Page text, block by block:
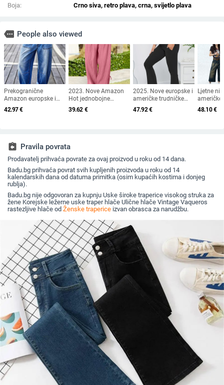
Boja:
Crno siva, retro plava, crna, svijetlo plava
more People also viewed
Prekogranične
Amazon europske i
američke rastezljive
traperice s podvijenim
sredine struka,
bačvaste nogavice za
žene
42.97€
2023. Nove Amazon
Hot jednobojne
ležerne hlače visokog
struka od pamuka i
39.62 €
2025. Nove europske i
američke trudničke
hlače s zvonastim
donjim dijelom,
47.92€
Ljetne
američke
kratke
48.10€
assignment_return Pravila povrata
Prodavatelj prihvaća povrate za ovaj proizvod u roku od 14 dana.
Badu.bg prihvaća povrat svih kupljenih proizvoda u roku od 14
kalendarskih dana od datuma primitka (osim kupaćih kostima i donjeg
rublja).
Badu.bg nije odgovoran za kupnju Uske široke traperice visokog struka za
žene Korejske ležerne uske traper hlače Ulične hlače Vintage Vaqueros
rastezljive hlače od Ženske traperice izvan obrasca za narudžbu.